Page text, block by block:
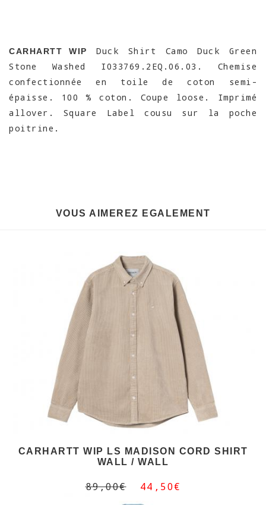
CARHARTT WIP
Duck Shirt Camo Duck Green
Stone Washed I033769.2EQ.06.03. Chemise
confectionnée en toile de coton semi-
épaisse. 100 % coton. Coupe loose. Imprimé
allover. Square Label cousu sur la poche
poitrine.
VOUS AIMEREZ EGALEMENT
CARHARTT WIP LS MADISON CORD SHIRT
WALL / WALL
89,00€ 44,50€